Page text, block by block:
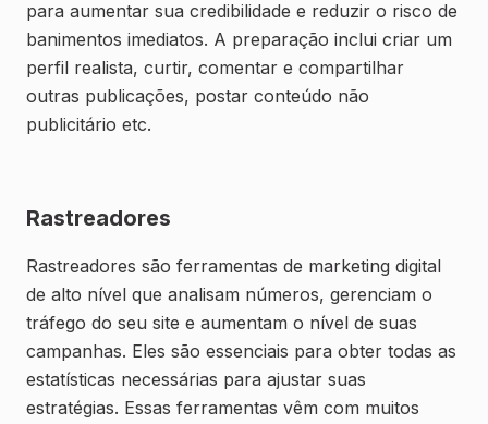
para aumentar sua credibilidade e reduzir o risco de
banimentos imediatos. A preparação inclui criar um
perfil realista, curtir, comentar e compartilhar
outras publicações, postar conteúdo não
publicitário etc.
Rastreadores
Rastreadores são ferramentas de marketing digital
de alto nível que analisam números, gerenciam o
tráfego do seu site e aumentam o nível de suas
campanhas. Eles são essenciais para obter todas as
estatísticas necessárias para ajustar suas
estratégias. Essas ferramentas vêm com muitos